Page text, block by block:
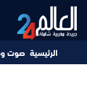
الرئيسية صوت